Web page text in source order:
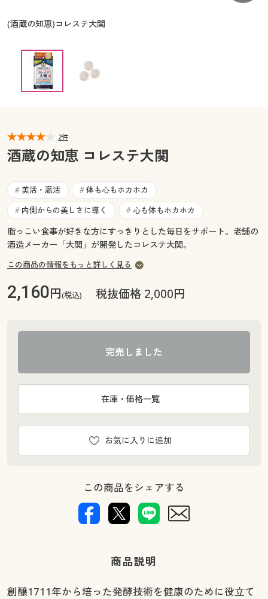
大きいサイズ 事務・制服
カタログ・チラシからのご注文
デジタルカタログ
カタログ無料プレゼント
マイページ
閲覧履歴
お気に入り
サポート
ご利用ガイド
よくある質問とお問い合わせ
カタログ無料プレゼント
会員メニュー
閲覧履歴
サポート
ご利用ガイド
よくある質問とお問い合わせ
(酒蔵の知恵)コレステ大関
2件
酒蔵の知恵 コレステ大関
# 美活・温活 # 体も心もホカホカ
# 内側からの美しさに導く # 心も体もホカホカ
脂っこい食事が好きな方にすっきりとした毎日をサポート。老舗の
酒造メーカー「大関」が開発したコレステ大関。
この商品の情報をもっと詳しく見る
2,160円(税込) 税抜価格 2,000円
完売しました
お気に入りに追加
在庫・価格一覧
この商品をシェアする
商品説明
創醸1711年から培った発酵技術を健康のために役立て